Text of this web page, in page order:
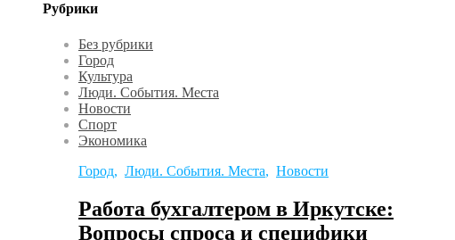
Рубрики
Без рубрики
Город
Культура
Люди. События. Места
Новости
Спорт
Экономика
Город, Люди. События. Места, Новости
Работа бухгалтером в Иркутске:
Вопросы спроса и специфики